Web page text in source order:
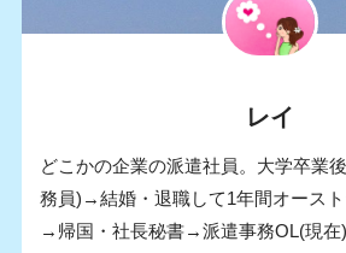
レイ
どこかの企業の派遣社員。大学卒業
務員)→結婚・退職して1年間オース
→帰国・社長秘書→派遣事務OL(現在